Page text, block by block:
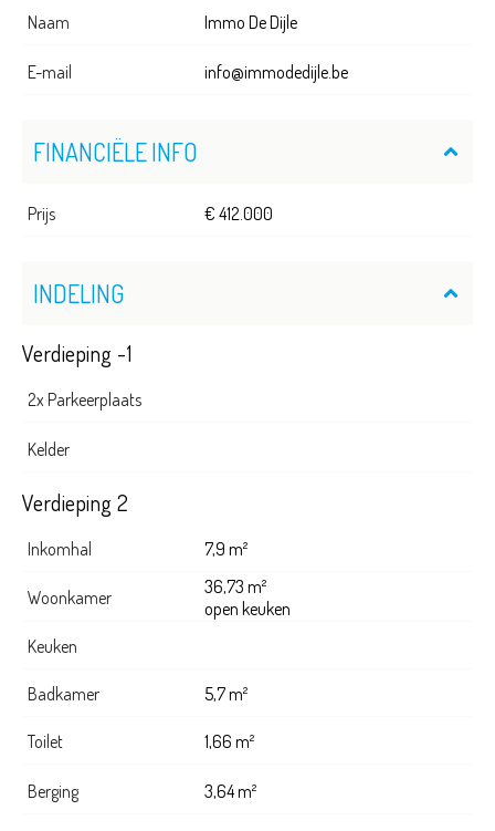
Naam Immo De Dijle
E-mail info@immodedijle.be
FINANCIËLE INFO
Prijs € 412.000
INDELING
Verdieping -1
2x Parkeerplaats
Kelder
Verdieping 2
Inkomhal 7,9 m²
Woonkamer
36,73 m²
open keuken
Keuken
Badkamer 5,7 m²
Toilet 1,66 m²
Berging 3,64 m²